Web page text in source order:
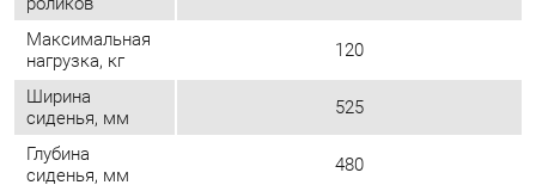
Высота
сиденья, мм
Максимальная
высота
сиденья, мм
510
Максимальная
высота, мм
1150